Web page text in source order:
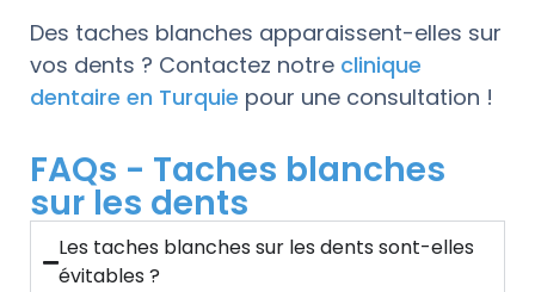
Des taches blanches apparaissent-elles sur
vos dents ? Contactez notre clinique
dentaire en Turquie pour une consultation !
FAQs - Taches blanches
sur les dents
Les taches blanches sur les dents sont-elles
évitables ?